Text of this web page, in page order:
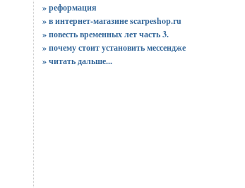
» реформация
» в интернет-магазине scarpeshop.ru
» повесть временных лет часть 3.
» почему стоит установить мессендже
»читать дальше...